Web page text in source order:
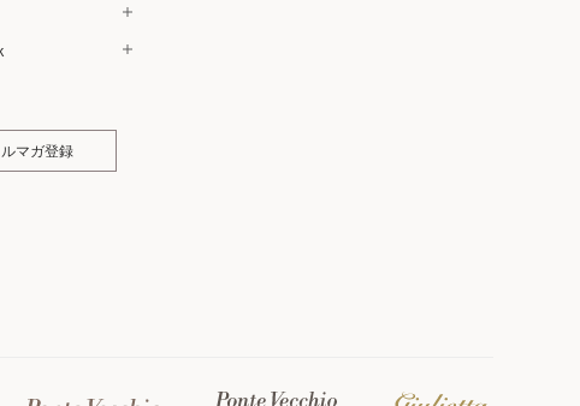
マガ登録